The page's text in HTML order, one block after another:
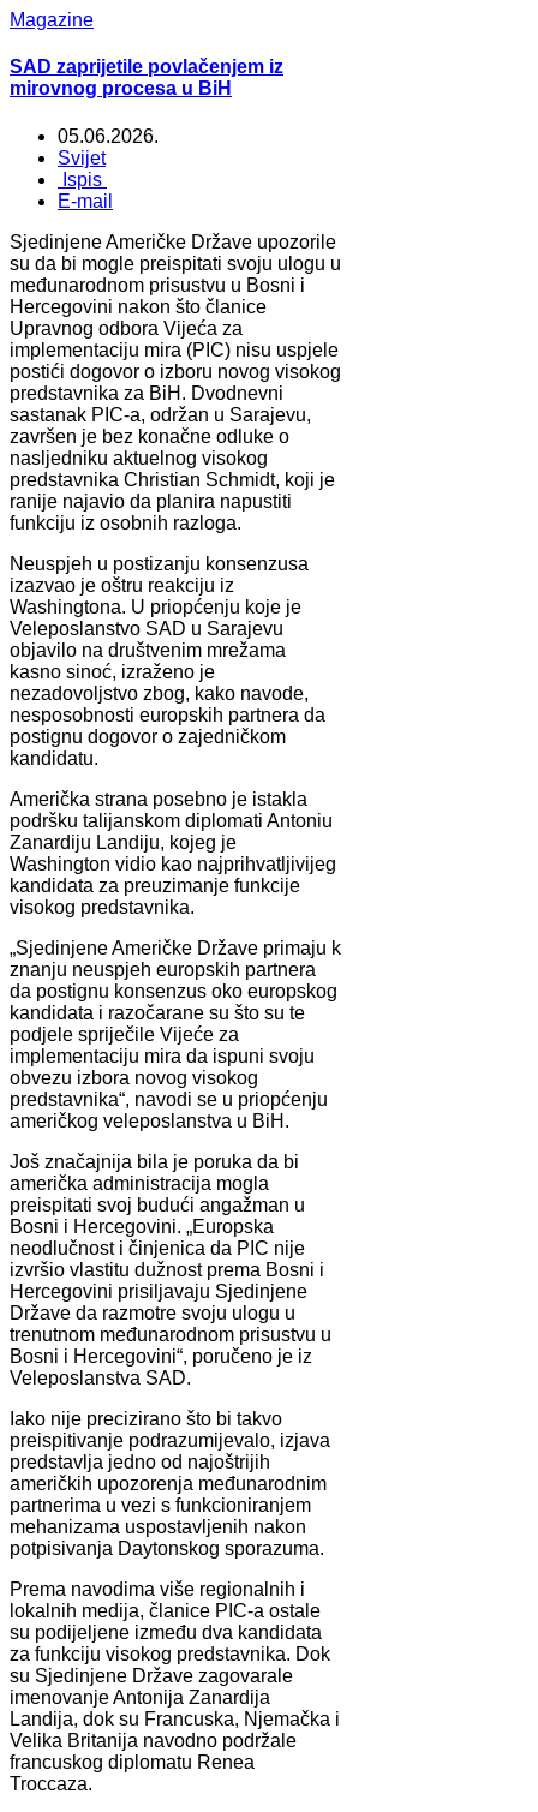
Magazine
SAD zaprijetile povlačenjem iz
mirovnog procesa u BiH
05.06.2026.
Svijet
Ispis
E-mail
Sjedinjene Američke Države upozorile
su da bi mogle preispitati svoju ulogu u
međunarodnom prisustvu u Bosni i
Hercegovini nakon što članice
Upravnog odbora Vijeća za
implementaciju mira (PIC) nisu uspjele
postići dogovor o izboru novog visokog
predstavnika za BiH. Dvodnevni
sastanak PIC-a, održan u Sarajevu,
završen je bez konačne odluke o
nasljedniku aktuelnog visokog
predstavnika Christian Schmidt, koji je
ranije najavio da planira napustiti
funkciju iz osobnih razloga.
Neuspjeh u postizanju konsenzusa
izazvao je oštru reakciju iz
Washingtona. U priopćenju koje je
Veleposlanstvo SAD u Sarajevu
objavilo na društvenim mrežama
kasno sinoć, izraženo je
nezadovoljstvo zbog, kako navode,
nesposobnosti europskih partnera da
postignu dogovor o zajedničkom
kandidatu.
Američka strana posebno je istakla
podršku talijanskom diplomati Antoniu
Zanardiju Landiju, kojeg je
Washington vidio kao najprihvatljivijeg
kandidata za preuzimanje funkcije
visokog predstavnika.
„Sjedinjene Američke Države primaju k
znanju neuspjeh europskih partnera
da postignu konsenzus oko europskog
kandidata i razočarane su što su te
podjele spriječile Vijeće za
implementaciju mira da ispuni svoju
obvezu izbora novog visokog
predstavnika“, navodi se u priopćenju
američkog veleposlanstva u BiH.
Još značajnija bila je poruka da bi
američka administracija mogla
preispitati svoj budući angažman u
Bosni i Hercegovini. „Europska
neodlučnost i činjenica da PIC nije
izvršio vlastitu dužnost prema Bosni i
Hercegovini prisiljavaju Sjedinjene
Države da razmotre svoju ulogu u
trenutnom međunarodnom prisustvu u
Bosni i Hercegovini“, poručeno je iz
Veleposlanstva SAD.
Iako nije precizirano što bi takvo
preispitivanje podrazumijevalo, izjava
predstavlja jedno od najoštrijih
američkih upozorenja međunarodnim
partnerima u vezi s funkcioniranjem
mehanizama uspostavljenih nakon
potpisivanja Daytonskog sporazuma.
Prema navodima više regionalnih i
lokalnih medija, članice PIC-a ostale
su podijeljene između dva kandidata
za funkciju visokog predstavnika. Dok
su Sjedinjene Države zagovarale
imenovanje Antonija Zanardija
Landija, dok su Francuska, Njemačka i
Velika Britanija navodno podržale
francuskog diplomatu Renea
Troccaza.